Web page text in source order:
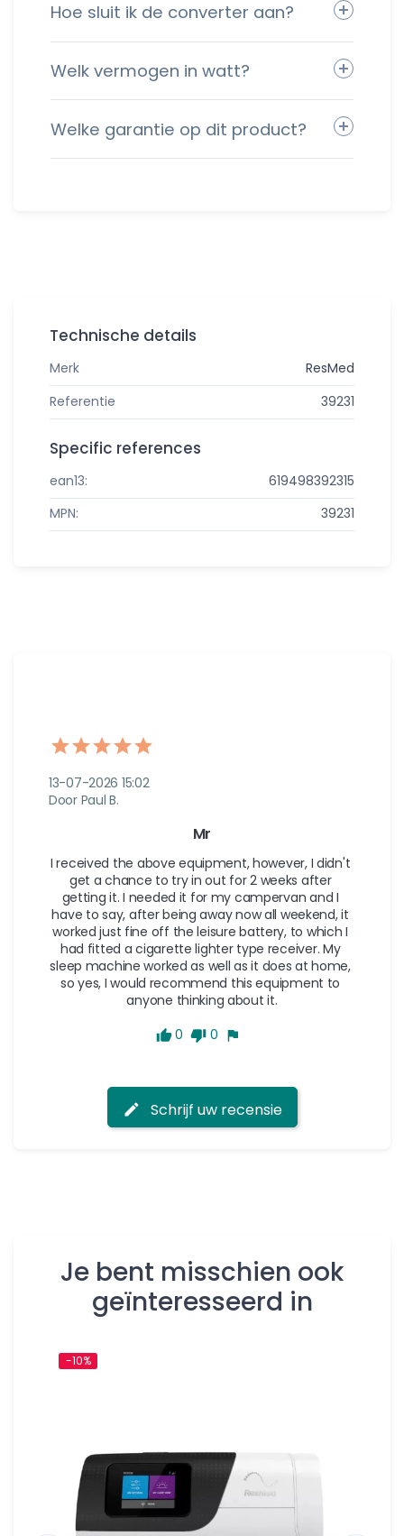
Hoe sluit ik de converter aan?
Welk vermogen in watt?
Welke garantie op dit product?
Technische details
Merk
ResMed
Referentie
39231
Specific references
ean13:
619498392315
MPN:
39231
13-07-2026 15:02
Door Paul B.
Mr
I received the above equipment, however, I didn't
get a chance to try in out for 2 weeks after
getting it. I needed it for my campervan and I
have to say, after being away now all weekend, it
worked just fine off the leisure battery, to which I
had fitted a cigarette lighter type receiver. My
sleep machine worked as well as it does at home,
so yes, I would recommend this equipment to
0
0
Schrijf uw recensie
Je bent misschien ook
geïnteresseerd in
-10%